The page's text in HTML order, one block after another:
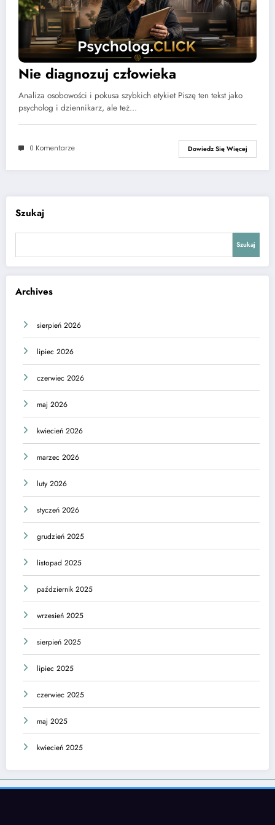
Nie diagnozuj człowieka
Analiza osobowości i pokusa szybkich etykiet Piszę ten tekst jako
psycholog i dziennikarz, ale też…
0 Komentarze Dowiedz Się Więcej
Szukaj
Szukaj
Archives
sierpień 2026
lipiec 2026
czerwiec 2026
maj 2026
kwiecień 2026
marzec 2026
luty 2026
styczeń 2026
grudzień 2025
listopad 2025
październik 2025
wrzesień 2025
sierpień 2025
lipiec 2025
czerwiec 2025
maj 2025
kwiecień 2025